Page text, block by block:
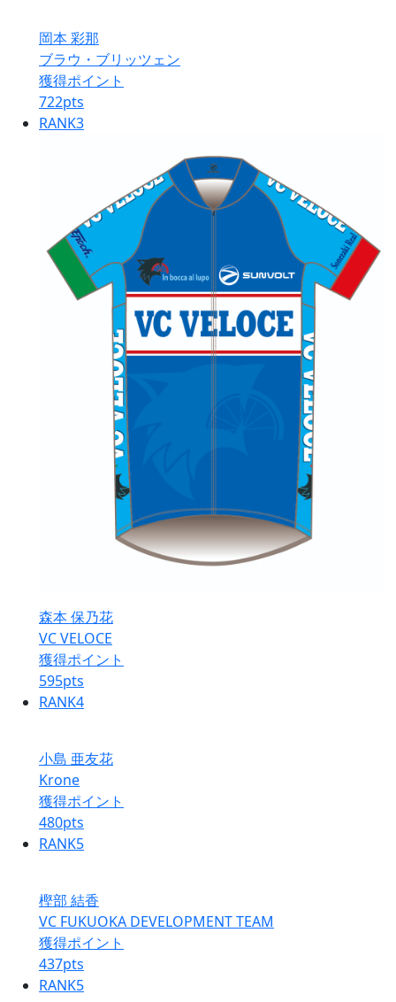
岡本 彩那
ブラウ・ブリッツェン
獲得ポイント
722pts
RANK3
森本 保乃花
VC VELOCE
獲得ポイント
595pts
RANK4
小島 亜友花
Krone
獲得ポイント
480pts
RANK5
樫部 結香
VC FUKUOKA DEVELOPMENT TEAM
獲得ポイント
437pts
RANK5